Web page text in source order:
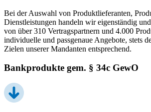
Bei der Auswahl von Produktlieferanten,
Dienstleistungen handeln wir eigenständig
von über 310 Vertragspartnern und 4.000
individuelle und passgenaue Angebote, stets
Zielen unserer Mandanten entsprechend.
Bankprodukte gem. § 34c GewO